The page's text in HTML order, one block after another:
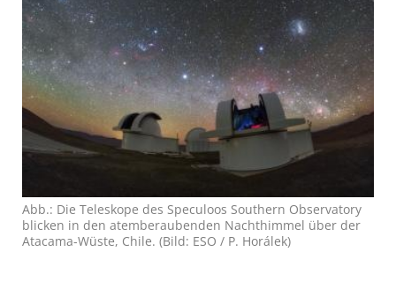
Abb.: Die Teleskope des Speculoos Southern Observatory
blicken in den atem­beraubenden Nacht­himmel über der
Atacama-Wüste, Chile. (Bild: ESO / P. Horálek)